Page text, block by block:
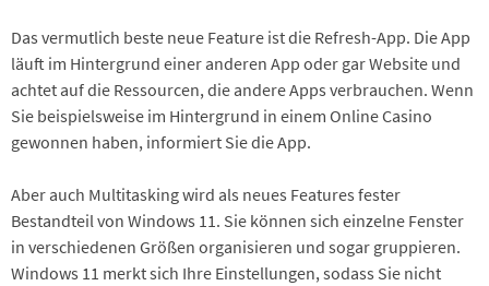
Das vermutlich beste neue Feature ist die Refresh-App. Die App
läuft im Hintergrund einer anderen App oder gar Website und
achtet auf die Ressourcen, die andere Apps verbrauchen. Wenn
Sie beispielsweise im Hintergrund in einem Online Casino
gewonnen haben, informiert Sie die App.
Aber auch Multitasking wird als neues Features fester
Bestandteil von Windows 11. Sie können sich einzelne Fenster
in verschiedenen Größen organisieren und sogar gruppieren.
Windows 11 merkt sich Ihre Einstellungen, sodass Sie nicht